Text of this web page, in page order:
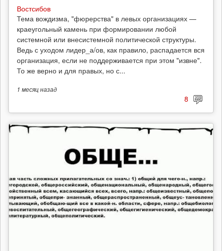
Востсибов
Тема вождизма, "фюрерства" в левых организациях —
краеугольный камень при формировании любой
системной или внесистемной политической структуры.
Ведь с уходом лидер_а/ов, как правило, распадается вся
организация, если не поддерживается при этом "извне".
То же верно и для правых, но с...
1 месяцназад
8